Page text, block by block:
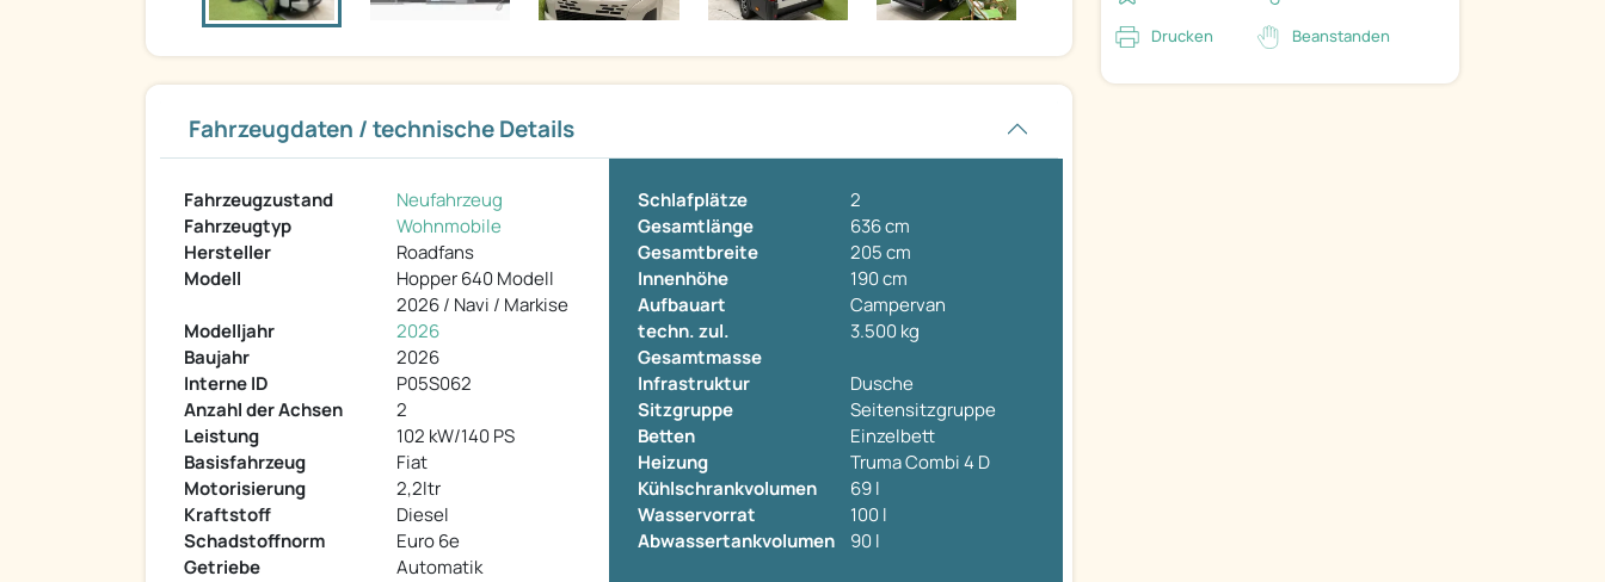
Fahrzeugdaten / technische Details
Fahrzeugzustand
Neufahrzeug
Fahrzeugtyp
Wohnmobile
Hersteller
Roadfans
Modell
Hopper 640 Modell
2026 / Navi / Markise
Modelljahr
2026
Baujahr
2026
Interne ID
P05S062
Anzahl der Achsen
2
Leistung
102 kW/140 PS
Basisfahrzeug
Fiat
Motorisierung
2,2ltr
Kraftstoff
Diesel
Schadstoffnorm
Euro 6e
Getriebe
Automatik
Schlafplätze
2
Gesamtlänge
636 cm
Gesamtbreite
205 cm
Innenhöhe
190 cm
Aufbauart
Campervan
techn. zul.
Gesamtmasse
3.500 kg
Infrastruktur
Dusche
Sitzgruppe
Seitensitzgruppe
Betten
Einzelbett
Heizung
Truma Combi 4 D
Kühlschrankvolumen
69 l
Wasservorrat
100 l
Abwassertankvolumen
90 l
Drucken Beanstanden